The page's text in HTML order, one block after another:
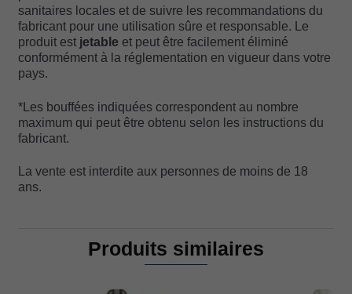
sanitaires locales et de suivre les recommandations du
fabricant pour une utilisation sûre et responsable. Le
produit est jetable et peut être facilement éliminé
conformément à la réglementation en vigueur dans votre
pays.
*Les bouffées indiquées correspondent au nombre
maximum qui peut être obtenu selon les instructions du
fabricant.
La vente est interdite aux personnes de moins de 18
ans.
Produits similaires